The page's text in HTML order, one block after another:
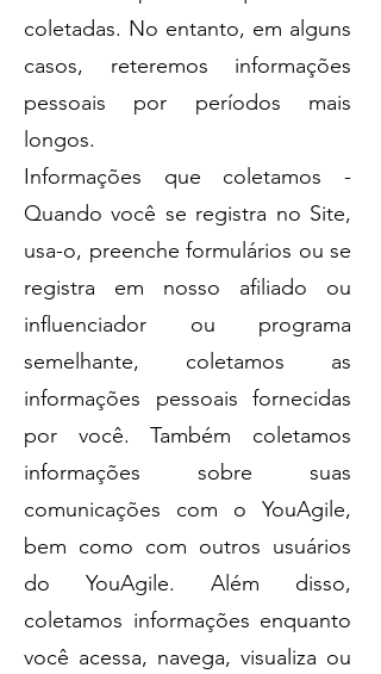
coletadas. No entanto, em alguns
casos, reteremos informações
pessoais por períodos mais
longos.
Informações que coletamos -
Quando você se registra no Site,
usa-o, preenche formulários ou se
registra em nosso afiliado ou
influenciador ou programa
semelhante, coletamos as
informações pessoais fornecidas
por você. Também coletamos
informações sobre suas
comunicações com o YouAgile,
bem como com outros usuários
do YouAgile. Além disso,
coletamos informações enquanto
você acessa, navega, visualiza ou